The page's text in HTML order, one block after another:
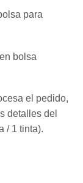
para
bolsa
el pedido,
detalles del
/ 1 tinta).